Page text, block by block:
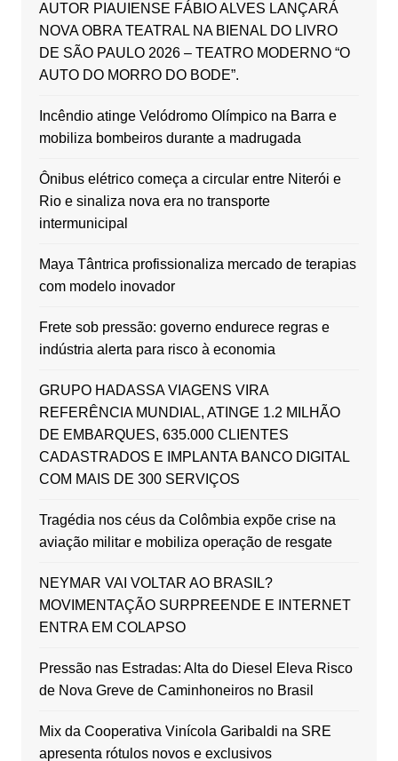
AUTOR PIAUIENSE FÁBIO ALVES LANÇARÁ
NOVA OBRA TEATRAL NA BIENAL DO LIVRO
DE SÃO PAULO 2026 – TEATRO MODERNO “O
AUTO DO MORRO DO BODE”.
Incêndio atinge Velódromo Olímpico na Barra e
mobiliza bombeiros durante a madrugada
Ônibus elétrico começa a circular entre Niterói e
Rio e sinaliza nova era no transporte
intermunicipal
Maya Tântrica profissionaliza mercado de terapias
com modelo inovador
Frete sob pressão: governo endurece regras e
indústria alerta para risco à economia
GRUPO HADASSA VIAGENS VIRA
REFERÊNCIA MUNDIAL, ATINGE 1.2 MILHÃO
DE EMBARQUES, 635.000 CLIENTES
CADASTRADOS E IMPLANTA BANCO DIGITAL
COM MAIS DE 300 SERVIÇOS
Tragédia nos céus da Colômbia expõe crise na
aviação militar e mobiliza operação de resgate
NEYMAR VAI VOLTAR AO BRASIL?
MOVIMENTAÇÃO SURPREENDE E INTERNET
ENTRA EM COLAPSO
Pressão nas Estradas: Alta do Diesel Eleva Risco
de Nova Greve de Caminhoneiros no Brasil
Mix da Cooperativa Vinícola Garibaldi na SRE
apresenta rótulos novos e exclusivos